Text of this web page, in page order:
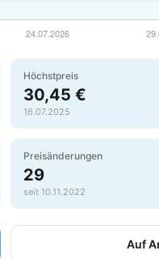
Höchstpreis
30,45 €
16.07.2025
Preisänderungen
29
seit 10.11.2022
Auf